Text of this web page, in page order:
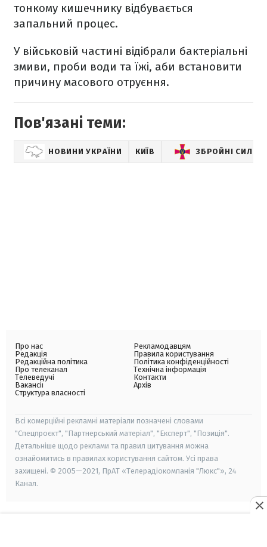
тонкому кишечнику відбувається
запальний процес.
У військовій частині відібрали бактеріальні
змиви, проби води та їжі, аби встановити
причину масового отруєння.
Пов'язані теми:
НОВИНИ УКРАЇНИ КИЇВ ЗБРОЙНІ СИЛИ
Про нас
Редакція
Редакційна політика
Про телеканал
Телеведучі
Вакансії
Структура власності
Рекламодавцям
Правила користування
Політика конфіденційності
Технічна інформація
Контакти
Архів
Всі комерційні рекламні матеріали позначені словами
"Спецпроєкт", "Партнерський матеріал", "Експерт", "Позиція".
Детальніше щодо реклами та правил цитування можна
ознайомитись в правилах користування сайтом. Усі права
захищені. © 2005—2021, ПрАТ «Телерадіокомпанія "Люкс"», 24
Канал.